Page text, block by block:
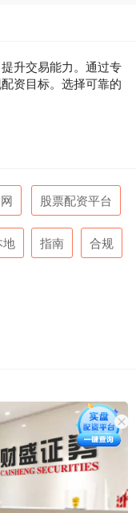
升交易能力。通过专
资目标。选择可靠的
股票配资平台
地 指南 合规